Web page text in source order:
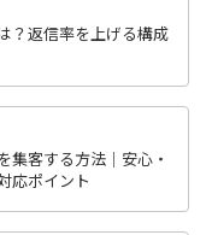
？返信率を上げる構成
集客する方法｜安心・
応ポイント